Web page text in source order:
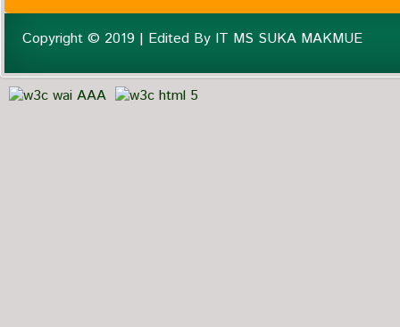
Copyright © 2019 | Edited By IT MS SUKA MAKMUE